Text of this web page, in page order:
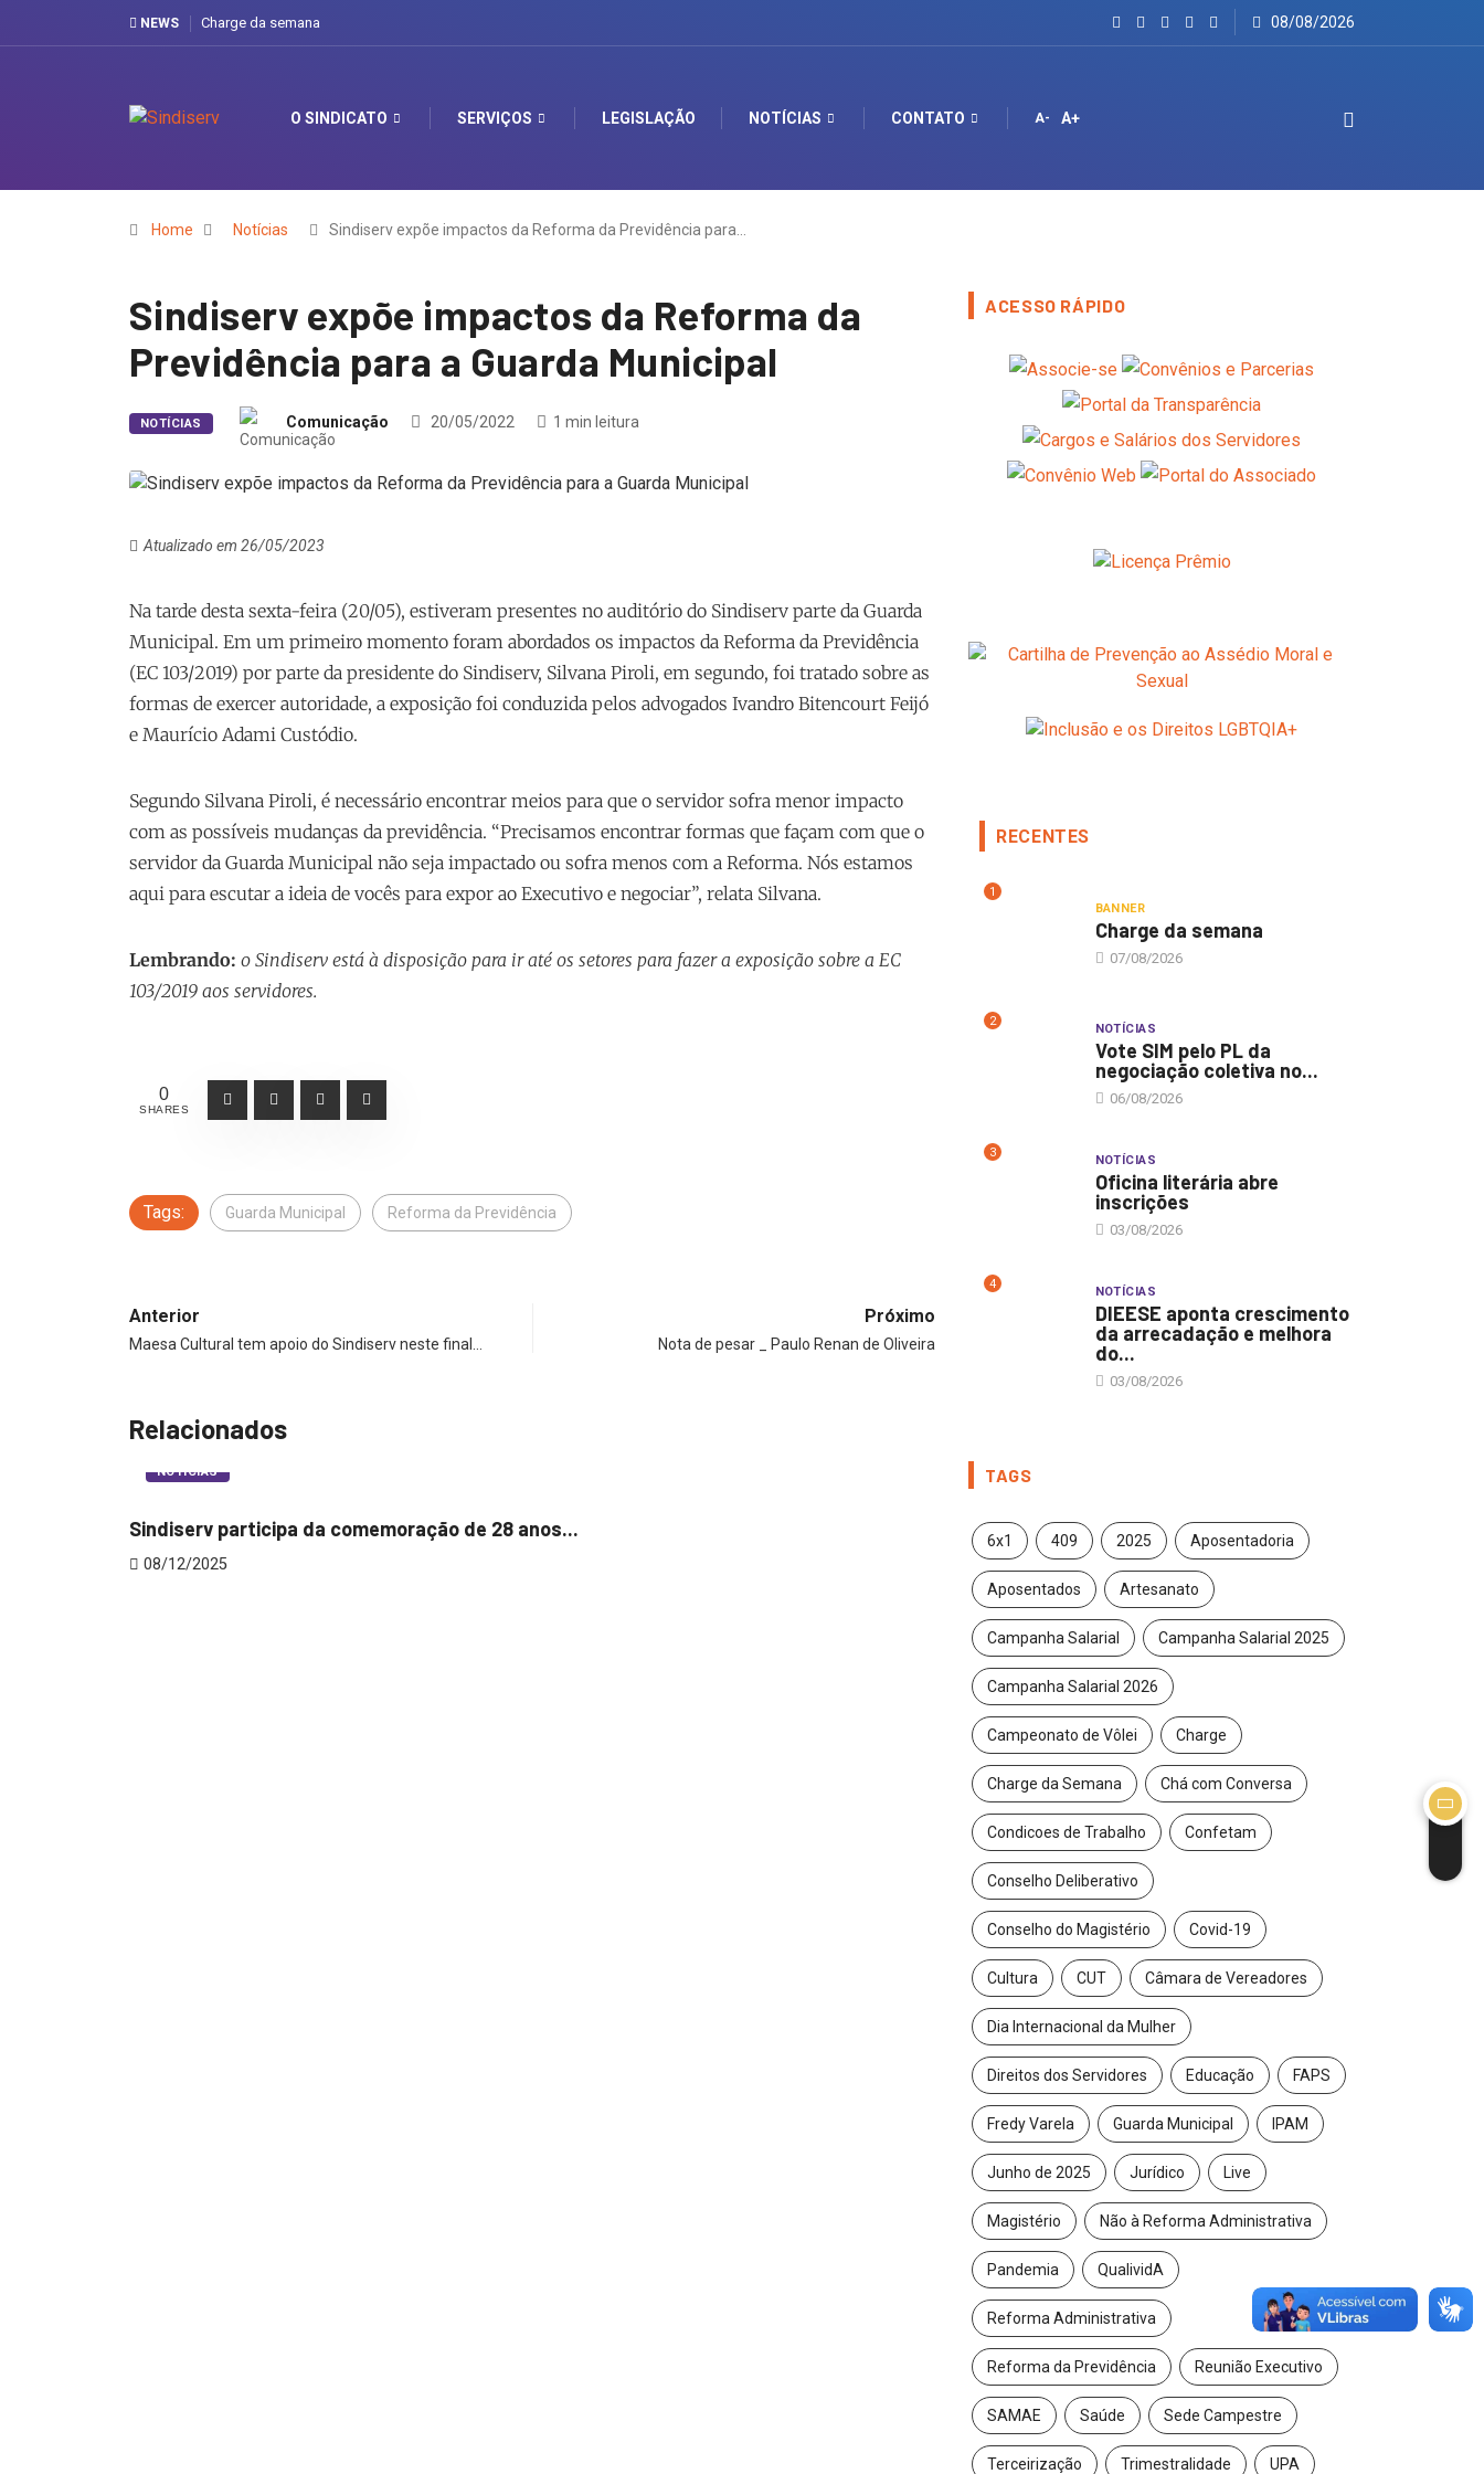
NEWS Charge da semana 08/08/2026
O SINDICATO SERVIÇOS LEGISLAÇÃO NOTÍCIAS CONTATO A- A+
Home Notícias Sindiserv expõe impactos da Reforma da Previdência para…
Sindiserv expõe impactos da Reforma da
Previdência para a Guarda Municipal
NOTÍCIAS Comunicação 20/05/2022 1 min leitura
Atualizado em 26/05/2023
Na tarde desta sexta-feira (20/05), estiveram presentes no auditório do Sindiserv parte da Guarda
Municipal. Em um primeiro momento foram abordados os impactos da Reforma da Previdência
(EC 103/2019) por parte da presidente do Sindiserv, Silvana Piroli, em segundo, foi tratado sobre as
formas de exercer autoridade, a exposição foi conduzida pelos advogados Ivandro Bitencourt Feijó
e Maurício Adami Custódio.
Segundo Silvana Piroli, é necessário encontrar meios para que o servidor sofra menor impacto
com as possíveis mudanças da previdência. “Precisamos encontrar formas que façam com que o
servidor da Guarda Municipal não seja impactado ou sofra menos com a Reforma. Nós estamos
aqui para escutar a ideia de vocês para expor ao Executivo e negociar”, relata Silvana.
Lembrando: o Sindiserv está à disposição para ir até os setores para fazer a exposição sobre a EC
103/2019 aos servidores.
0
SHARES
Tags: Guarda Municipal Reforma da Previdência
Anterior
Maesa Cultural tem apoio do Sindiserv neste final…
Próximo
Nota de pesar _ Paulo Renan de Oliveira
Relacionados
NOTÍCIAS
Sindiserv participa da comemoração de 28 anos...
08/12/2025
NOTÍCIAS
STF pode mudar regras da reforma da...
25/11/2025
ACESSO RÁPIDO
RECENTES
1
BANNER
Charge da semana
07/08/2026
2
NOTÍCIAS
Vote SIM pelo PL da
negociação coletiva no...
06/08/2026
3
NOTÍCIAS
Oficina literária abre
inscrições
03/08/2026
4
NOTÍCIAS
DIEESE aponta crescimento
da arrecadação e melhora
do...
03/08/2026
TAGS
6x1 409 2025 Aposentadoria
Aposentados Artesanato
Campanha Salarial Campanha Salarial 2025
Campanha Salarial 2026
Campeonato de Vôlei Charge
Charge da Semana Chá com Conversa
Condicoes de Trabalho Confetam
Conselho Deliberativo
Conselho do Magistério Covid-19
Cultura CUT Câmara de Vereadores
Dia Internacional da Mulher
Direitos dos Servidores Educação FAPS
Fredy Varela Guarda Municipal IPAM
Junho de 2025 Jurídico Live
Magistério Não à Reforma Administrativa
Pandemia QualividA
Reforma Administrativa
Reforma da Previdência Reunião Executivo
SAMAE Saúde Sede Campestre
Terceirização Trimestralidade UPA